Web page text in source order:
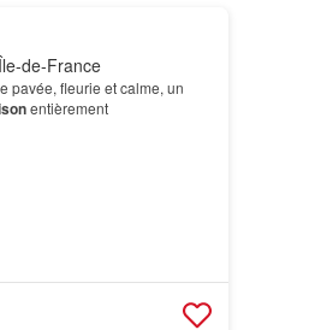
de-France
pavée, fleurie et calme, un
entièrement